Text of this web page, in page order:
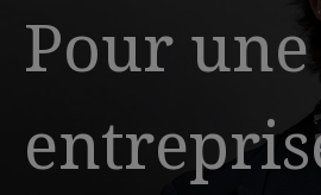
Pour une